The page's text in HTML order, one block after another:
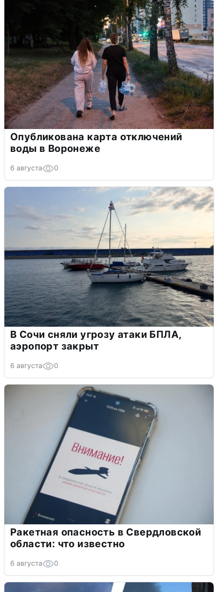
Опубликована карта отключений
воды в Воронеже
6 августа 0
В Сочи сняли угрозу атаки БПЛА,
аэропорт закрыт
6 августа 0
Ракетная опасность в Свердловской
области: что известно
6 августа 0